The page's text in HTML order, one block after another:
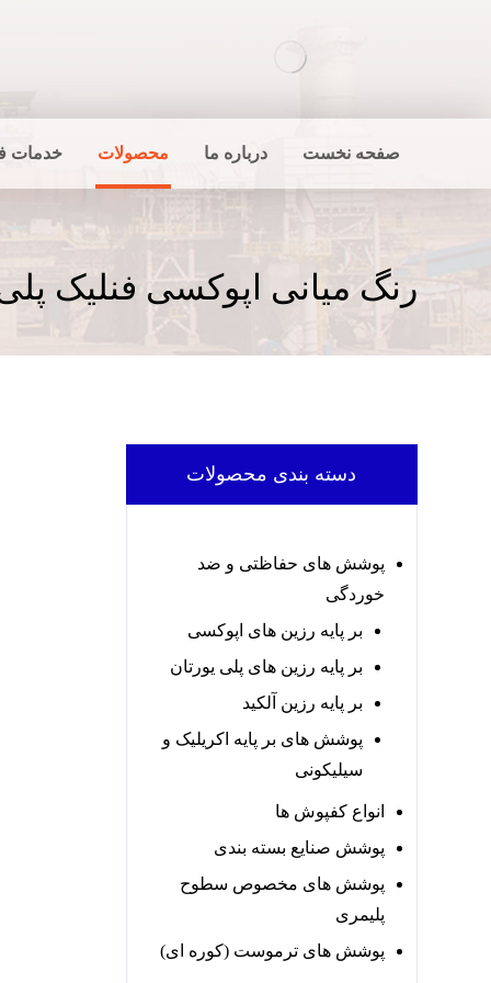
صفحه نخست درباره ما محصولات خدمات
رنگ میانی اپوکسی فنلیک
دسته بندی محصولات
پوشش های حفاظتی و ضد
خوردگی
بر پایه رزین های اپوکسی
بر پایه رزین های پلی یورتان
بر پایه رزین آلکید
پوشش های بر پایه اکریلیک و
سیلیکونی
انواع کفپوش ها
پوشش صنایع بسته بندی
پوشش های مخصوص سطوح
پلیمری
پوشش های ترموست (کوره ای)